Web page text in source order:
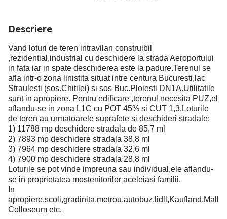
Descriere
Vand loturi de teren intravilan construibil
,rezidential,industrial cu deschidere la strada Aeroportului
in fata iar in spate deschiderea este la padure.Terenul se
afla intr-o zona linistita situat intre centura Bucuresti,lac
Straulesti (sos.Chitilei) si sos Buc.Ploiesti DN1A.Utilitatile
sunt in apropiere. Pentru edificare ,terenul necesita PUZ,el
aflandu-se in zona L1C cu POT 45% si CUT 1,3.Loturile
de teren au urmatoarele suprafete si deschideri stradale:
1) 11788 mp deschidere stradala de 85,7 ml
2) 7893 mp deschidere stradala 38,8 ml
3) 7964 mp deschidere stradala 32,6 ml
4) 7900 mp deschidere stradala 28,8 ml
Loturile se pot vinde impreuna sau individual,ele aflandu-
se in proprietatea mostenitorilor aceleiasi familii.
In
apropiere,scoli,gradinita,metrou,autobuz,lidll,Kaufland,Mall
Colloseum etc.